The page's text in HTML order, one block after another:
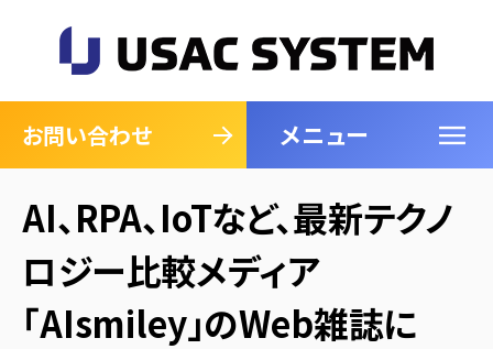
お問い合わせ メニュー
閉じる
AI、RPA、IoTなど、最新テクノ
ロジー比較メディア
「AIsmiley」のWeb雑誌に